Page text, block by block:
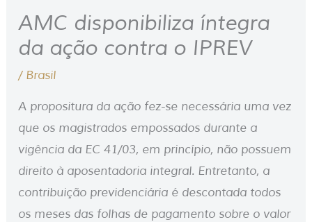
AMC disponibiliza íntegra
da ação contra o IPREV
/ Brasil
A propositura da ação fez-se necessária uma vez
que os magistrados empossados durante a
vigência da EC 41/03, em princípio, não possuem
direito à aposentadoria integral. Entretanto, a
contribuição previdenciária é descontada todos
os meses das folhas de pagamento sobre o valor